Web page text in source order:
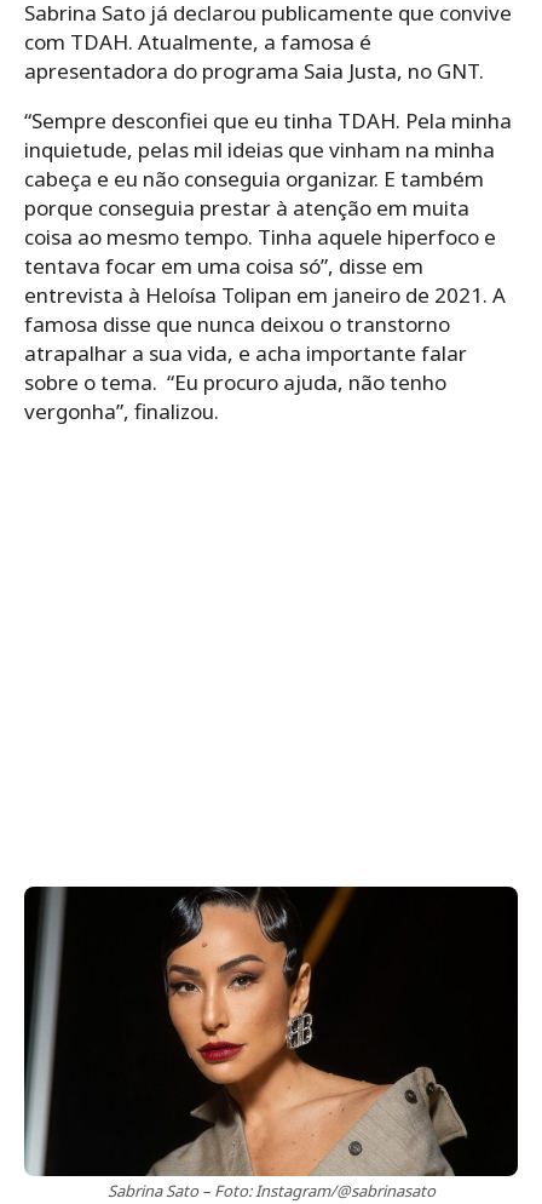
Sabrina Sato já declarou publicamente que convive
com TDAH. Atualmente, a famosa é
apresentadora do programa Saia Justa, no GNT.
“Sempre desconfiei que eu tinha TDAH. Pela minha
inquietude, pelas mil ideias que vinham na minha
cabeça e eu não conseguia organizar. E também
porque conseguia prestar à atenção em muita
coisa ao mesmo tempo. Tinha aquele hiperfoco e
tentava focar em uma coisa só”, disse em
entrevista à Heloísa Tolipan em janeiro de 2021. A
famosa disse que nunca deixou o transtorno
atrapalhar a sua vida, e acha importante falar
sobre o tema. “Eu procuro ajuda, não tenho
vergonha”, finalizou.
Sabrina Sato – Foto: Instagram/@sabrinasato